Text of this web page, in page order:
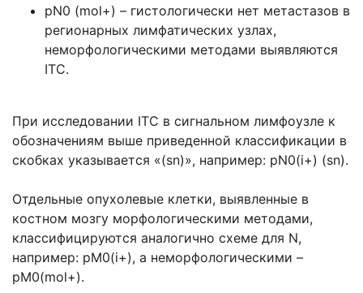
pN0 (mol+) – гистологически нет метастазов в
регионарных лимфатических узлах,
неморфологическими методами выявляются
ITC.
При исследовании ITC в сигнальном лимфоузле к
обозначениям выше приведенной классификации в
скобках указывается «(sn)», например: pN0(i+) (sn).
Отдельные опухолевые клетки, выявленные в
костном мозгу морфологическими методами,
классифицируются аналогично схеме для N,
например: pM0(i+), а неморфологическими –
pM0(mol+).